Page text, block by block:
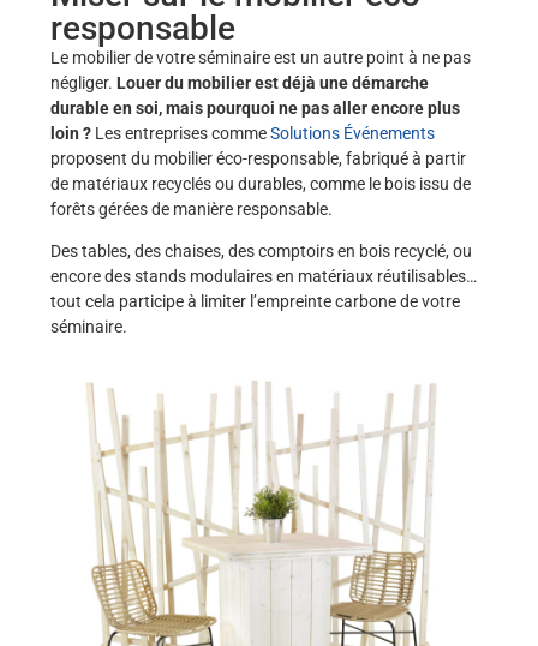
responsable
Le mobilier de votre séminaire est un autre point à ne pas
négliger. Louer du mobilier est déjà une démarche
durable en soi, mais pourquoi ne pas aller encore plus
loin ? Les entreprises commeSolutions Événements
proposent du mobilier éco-responsable, fabriqué à partir
de matériaux recyclés ou durables, comme le bois issu de
forêts gérées de manière responsable.
Des tables, des chaises, des comptoirs en bois recyclé, ou
encore des stands modulaires en matériaux réutilisables…
tout cela participe à limiter l’empreinte carbone de votre
séminaire.